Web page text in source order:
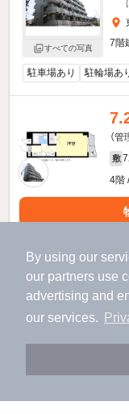
By using our
our partners use
advertising and
our services.
アプリに切り
会員登録なし
すべての写真
7階
駐車場あり 駐輪場あ
（
敷
4階
（